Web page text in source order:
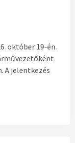
október 19-én.
A jelentkezés